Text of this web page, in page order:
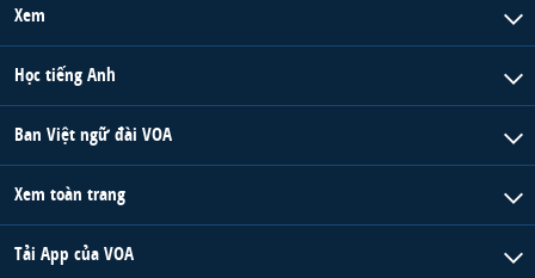
Xem
Học tiếng Anh
Ban Việt ngữ đài VOA
Xem toàn trang
Tải App của VOA